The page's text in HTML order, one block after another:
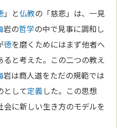
」と仏教の「慈悲」は、一見
岩の哲学の中で見事に調和し
徳を磨くためにはまず他者へ
ると考えた。この二つの教え
岩は商人道をただの規範では
として定義した。この思想
会に新しい生き方のモデルを